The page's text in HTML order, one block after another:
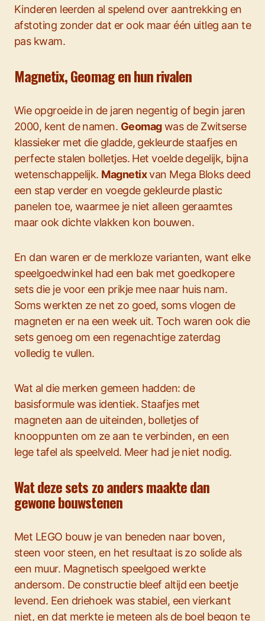
Kinderen leerden al spelend over aantrekking en
afstoting zonder dat er ook maar één uitleg aan te
pas kwam.
Magnetix, Geomag en hun rivalen
Wie opgroeide in de jaren negentig of begin jaren
2000, kent de namen. Geomagwas de Zwitserse
klassieker met die gladde, gekleurde staafjes en
perfecte stalen bolletjes. Het voelde degelijk, bijna
wetenschappelijk. Magnetixvan Mega Bloks deed
een stap verder en voegde gekleurde plastic
panelen toe, waarmee je niet alleen geraamtes
maar ook dichte vlakken kon bouwen.
En dan waren er de merkloze varianten, want elke
speelgoedwinkel had een bak met goedkopere
sets die je voor een prikje mee naar huis nam.
Soms werkten ze net zo goed, soms vlogen de
magneten er na een week uit. Toch waren ook die
sets genoeg om een regenachtige zaterdag
volledig te vullen.
Wat al die merken gemeen hadden: de
basisformule was identiek. Staafjes met
magneten aan de uiteinden, bolletjes of
knooppunten om ze aan te verbinden, en een
lege tafel als speelveld. Meer had je niet nodig.
Wat deze sets zo anders maakte dan
gewone bouwstenen
Met LEGO bouw je van beneden naar boven,
steen voor steen, en het resultaat is zo solide als
een muur. Magnetisch speelgoed werkte
andersom. De constructie bleef altijd een beetje
levend. Een driehoek was stabiel, een vierkant
niet, en dat merkte je meteen als de boel begon te